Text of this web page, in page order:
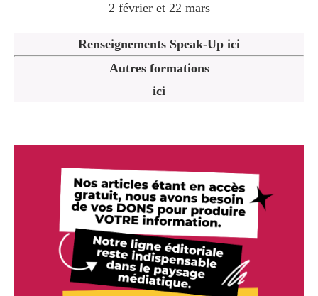
2 février et 22 mars
Renseignements Speak-Up ici
Autres formations
ici